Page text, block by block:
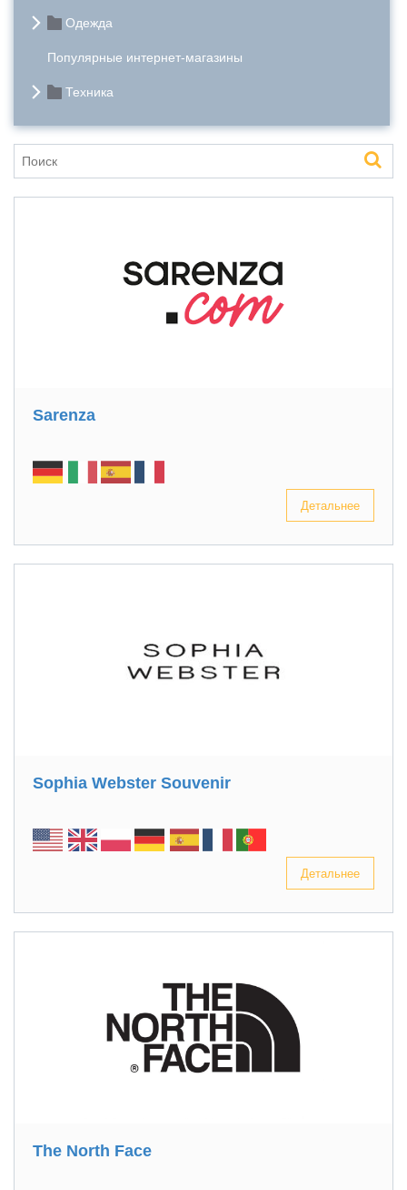
Одежда
Популярные интернет-магазины
Техника
Sarenza
Детальнее
Sophia Webster Souvenir
Детальнее
The North Face